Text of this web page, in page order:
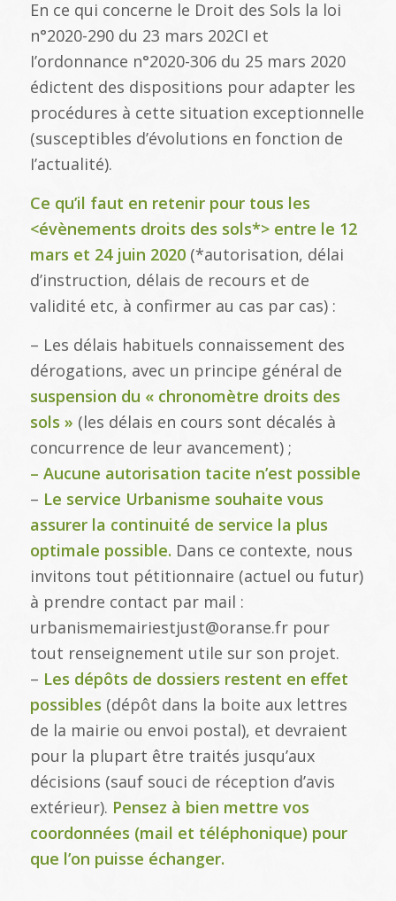
En ce qui concerne le Droit des Sols la loi
n°2020-290 du 23 mars 202CI et
I’ordonnance n°2020-306 du 25 mars 2020
édictent des dispositions pour adapter les
procédures à cette situation exceptionnelle
(susceptibles d’évolutions en fonction de
I’actualité).
Ce qu’il faut en retenir pour tous les
<évènements droits des sols*> entre le 12
mars et 24 juin 2020(*autorisation, délai
d’instruction, délais de recours et de
validité etc, à confirmer au cas par cas) :
– Les délais habituels connaissement des
dérogations, avec un principe général de
suspension du « chronomètre droits des
sols » (les délais en cours sont décalés à
concurrence de leur avancement) ;
– Aucune autorisation tacite n’est possible
– Le service Urbanisme souhaite vous
assurer la continuité de service la plus
optimale possible. Dans ce contexte, nous
invitons tout pétitionnaire (actuel ou futur)
à prendre contact par mail :
urbanismemairiestjust@oranse.fr pour
tout renseignement utile sur son projet.
– Les dépôts de dossiers restent en effet
possibles (dépôt dans la boite aux lettres
de la mairie ou envoi postal), et devraient
pour la plupart être traités jusqu’aux
décisions (sauf souci de réception d’avis
extérieur). Pensez à bien mettre vos
coordonnées (mail et téléphonique) pour
que l’on puisse échanger.